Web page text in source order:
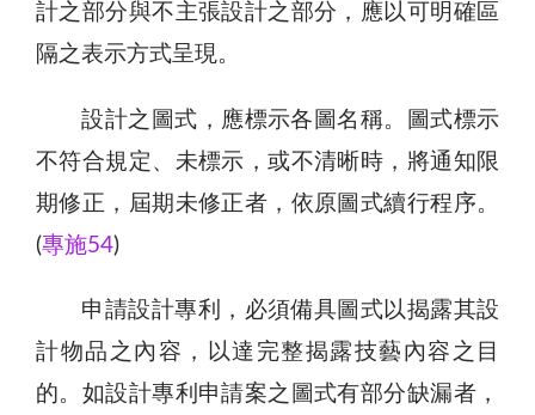
計之部分與不主張設計之部分，應以可明確區
隔之表示方式呈現。
設計之圖式，應標示各圖名稱。圖式標示
不符合規定、未標示，或不清晰時，將通知限
期修正，屆期未修正者，依原圖式續行程序。
(專施54)
申請設計專利，必須備具圖式以揭露其設
計物品之內容，以達完整揭露技藝內容之目
的。如設計專利申請案之圖式有部分缺漏者，